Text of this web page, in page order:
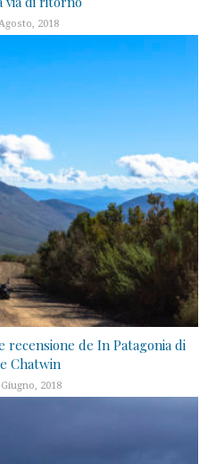
2018
recensione de In Patagonia di
Chatwin
2018